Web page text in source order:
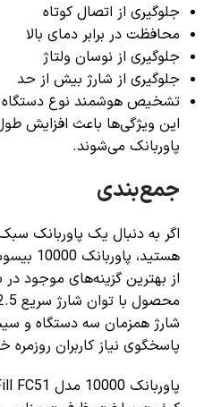
جلوگیری از اتصال کوتاه
محافظت در برابر دمای بالا
جلوگیری از نوسان ولتاژ
جلوگیری از شارژ بیش از حد
تشخیص هوشمند نوع دستگاه
این ویژگی‌ها باعث افزایش
پاوربانک می‌شوند.
جمع‌بندی
اگر به دنبال یک پاوربانک
از بهترین گزینه‌های موجود
شارژ همزمان سه دستگاه و
پاسخگوی نیاز کاربران روزمره